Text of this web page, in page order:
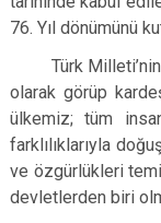
76. Yıl dönümünü
Türk
olarak görüp
ülkemiz; tüm
farklılıklarıyla
ve özgürlükleri
devletlerden biri